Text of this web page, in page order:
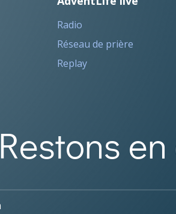
Radio
Réseau de prière
Replay
Restons